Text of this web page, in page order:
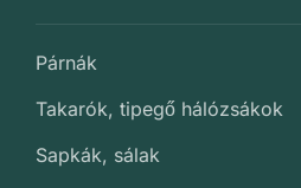
Párnák
Takarók, tipegő hálózsákok
Sapkák, sálak